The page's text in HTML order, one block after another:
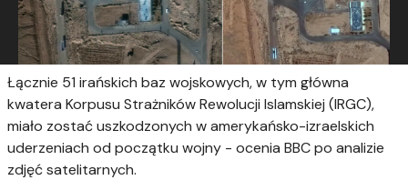
Łącznie 51 irańskich baz wojskowych, w tym główna
kwatera Korpusu Strażników Rewolucji Islamskiej (IRGC),
miało zostać uszkodzonych w amerykańsko-izraelskich
uderzeniach od początku wojny - ocenia BBC po analizie
zdjęć satelitarnych.